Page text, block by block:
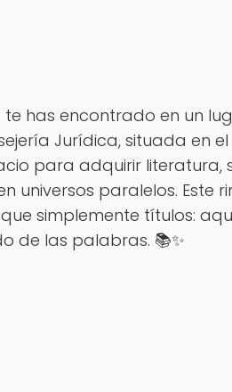
te has encontrado en un
Jurídica, situada en el
para adquirir literatura,
universos paralelos.
simplemente títulos:
de las palabras. 📚✨